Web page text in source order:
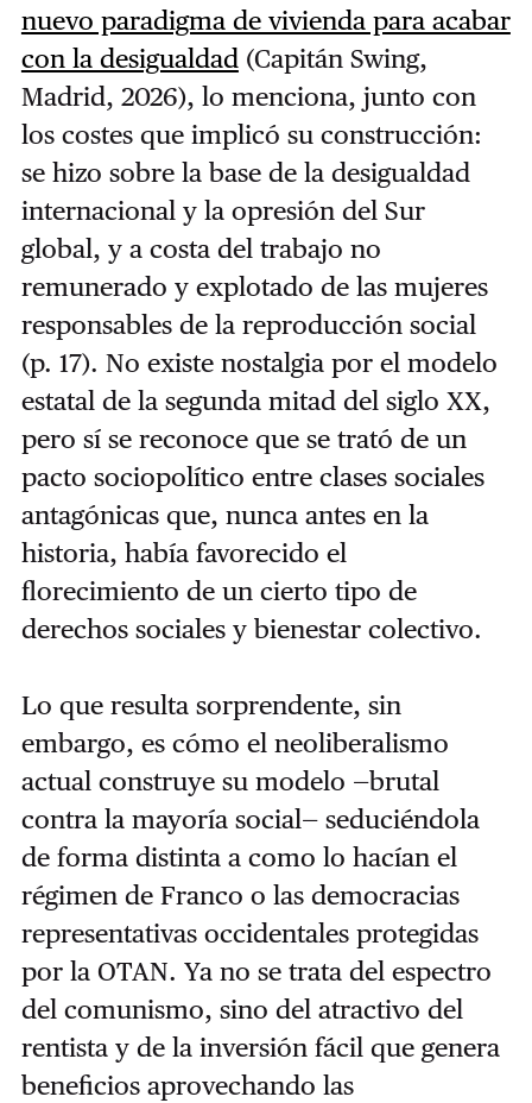
nuevo paradigma de vivienda para acabar
con la desigualdad (Capitán Swing,
Madrid, 2026), lo menciona, junto con
los costes que implicó su construcción:
se hizo sobre la base de la desigualdad
internacional y la opresión del Sur
global, y a costa del trabajo no
remunerado y explotado de las mujeres
responsables de la reproducción social
(p. 17). No existe nostalgia por el modelo
estatal de la segunda mitad del siglo XX,
pero sí se reconoce que se trató de un
pacto sociopolítico entre clases sociales
antagónicas que, nunca antes en la
historia, había favorecido el
florecimiento de un cierto tipo de
derechos sociales y bienestar colectivo.
Lo que resulta sorprendente, sin
embargo, es cómo el neoliberalismo
actual construye su modelo —brutal
contra la mayoría social— seduciéndola
de forma distinta a como lo hacían el
régimen de Franco o las democracias
representativas occidentales protegidas
por la OTAN. Ya no se trata del espectro
del comunismo, sino del atractivo del
rentista y de la inversión fácil que genera
beneficios aprovechando las